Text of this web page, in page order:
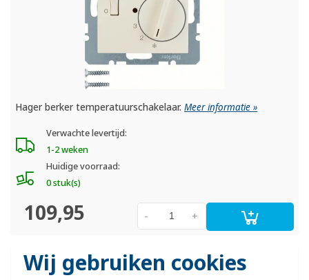
Wij gebruiken cookies
Hager berker temperatuurschakelaar.Meer informatie »
Verwachte levertijd:
1-2 weken
Huidige voorraad:
0 stuk(s)
109,95 +
-
Berker kamerthermostaat 24V
verbreekcontact S1/B3/ B7 creme glans